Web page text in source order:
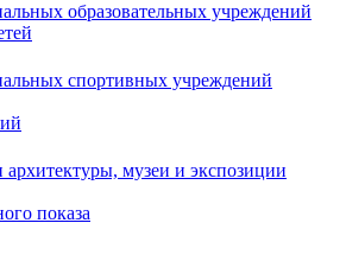
образовательных учреждений
спортивных учреждений
музеи и экспозиции
показа